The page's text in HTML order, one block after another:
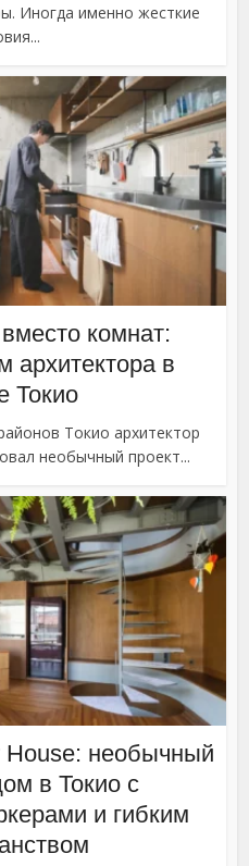
Иногда именно жесткие
комнат:
архитектора в
Токио
Токио архитектор
необычный проект...
House: необычный
в Токио с
и гибким